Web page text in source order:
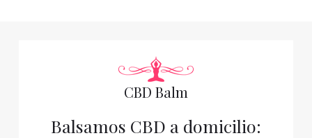
CBD Balm
Balsamos CBD a domicilio: